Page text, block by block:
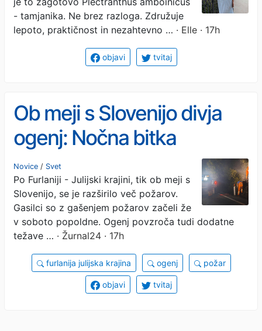
vsak dom
- tamjanika. Ne brez razloga. Združuje
lepoto, praktičnost in nezahtevno … · Elle · 17h
objavi tvitaj
Ob meji s Slovenijo divja
ogenj: Nočna bitka
gasilcev, v obup jih
spravlja veter
Novice / Svet
Po Furlaniji - Julijski krajini, tik ob meji s
Slovenijo, se je razširilo več požarov.
Gasilci so z gašenjem požarov začeli že
v soboto popoldne. Ogenj povzroča tudi dodatne
težave … · Žurnal24 · 17h
furlanija julijska krajina ogenj požar
objavi tvitaj